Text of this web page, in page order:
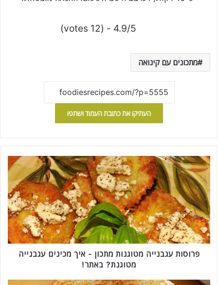
4.9/5 - (12 votes)
מתכונים עם קינואה
העתיקו את כתובת העמוד ושתפו
פ
ר
ס
ו
ת
ע
ג
ב
פרוסות עגבנייה מטוגנות מתכון - איך מכינים עגבנייה
מטוגנת? באתר!